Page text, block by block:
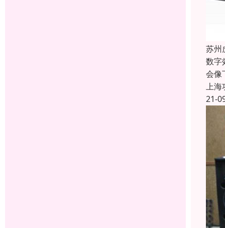
苏州
数字
会像
上海
21-